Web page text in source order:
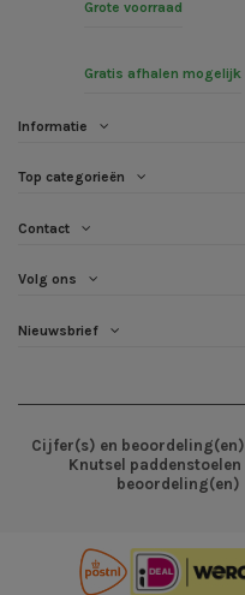
Grote voorraad
Gratis afhalen mogelijk
Informatie
Top categorieën
Contact
Volg ons
Nieuwsbrief
Cijfer(s) en beoordeling(en)
Knutsel paddenstoelen
beoordeling(en)